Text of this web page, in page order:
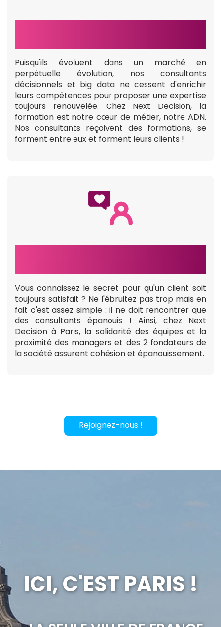
Puisqu'ils évoluent dans un marché en
perpétuelle évolution, nos consultants
décisionnels et big data ne cessent d'enrichir
leurs compétences pour proposer une expertise
toujours renouvelée. Chez Next Decision, la
formation est notre cœur de métier, notre ADN.
Nos consultants reçoivent des formations, se
forment entre eux et forment leurs clients !
Vous connaissez le secret pour qu'un client soit
toujours satisfait ? Ne l'ébruitez pas trop mais en
fait c'est assez simple : il ne doit rencontrer que
des consultants épanouis ! Ainsi, chez Next
Decision à Paris, la solidarité des équipes et la
proximité des managers et des 2 fondateurs de
la société assurent cohésion et épanouissement.
Rejoignez-nous !
ICI, C'EST PARIS !